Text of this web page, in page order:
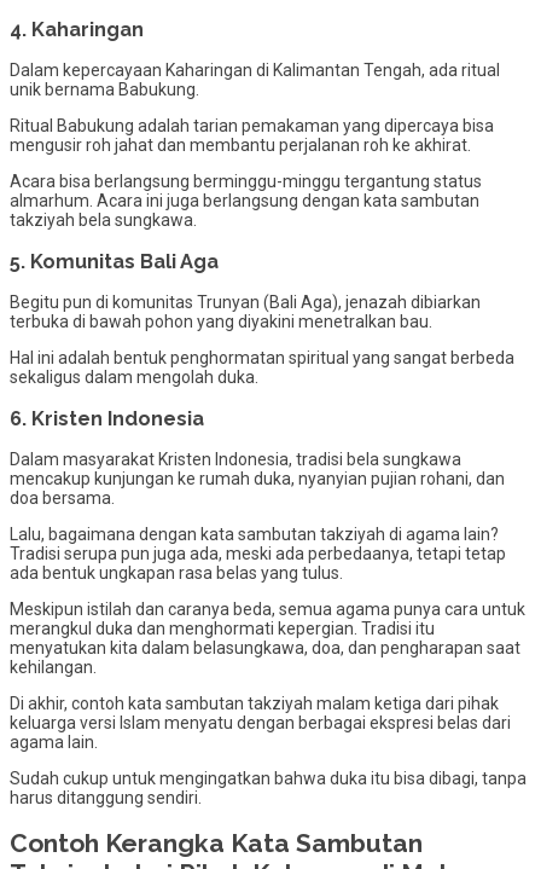
4. Kaharingan
Dalam kepercayaan Kaharingan di Kalimantan Tengah, ada ritual
unik bernama Babukung.
Ritual Babukung adalah tarian pemakaman yang dipercaya bisa
mengusir roh jahat dan membantu perjalanan roh ke akhirat.
Acara bisa berlangsung berminggu-minggu tergantung status
almarhum. Acara ini juga berlangsung dengan kata sambutan
takziyah bela sungkawa.
5. Komunitas Bali Aga
Begitu pun di komunitas Trunyan (Bali Aga), jenazah dibiarkan
terbuka di bawah pohon yang diyakini menetralkan bau.
Hal ini adalah bentuk penghormatan spiritual yang sangat berbeda
sekaligus dalam mengolah duka.
6. Kristen Indonesia
Dalam masyarakat Kristen Indonesia, tradisi bela sungkawa
mencakup kunjungan ke rumah duka, nyanyian pujian rohani, dan
doa bersama.
Lalu, bagaimana dengan kata sambutan takziyah di agama lain?
Tradisi serupa pun juga ada, meski ada perbedaanya, tetapi tetap
ada bentuk ungkapan rasa belas yang tulus.
Meskipun istilah dan caranya beda, semua agama punya cara untuk
merangkul duka dan menghormati kepergian. Tradisi itu
menyatukan kita dalam belasungkawa, doa, dan pengharapan saat
kehilangan.
Di akhir, contoh kata sambutan takziyah malam ketiga dari pihak
keluarga versi Islam menyatu dengan berbagai ekspresi belas dari
agama lain.
Sudah cukup untuk mengingatkan bahwa duka itu bisa dibagi, tanpa
harus ditanggung sendiri.
Contoh Kerangka Kata Sambutan